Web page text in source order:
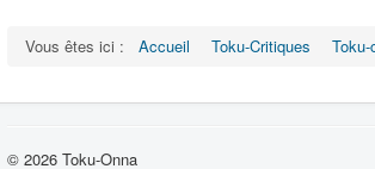
Vous êtes ici : Accueil Toku-Critiques
© 2026 Toku-Onna